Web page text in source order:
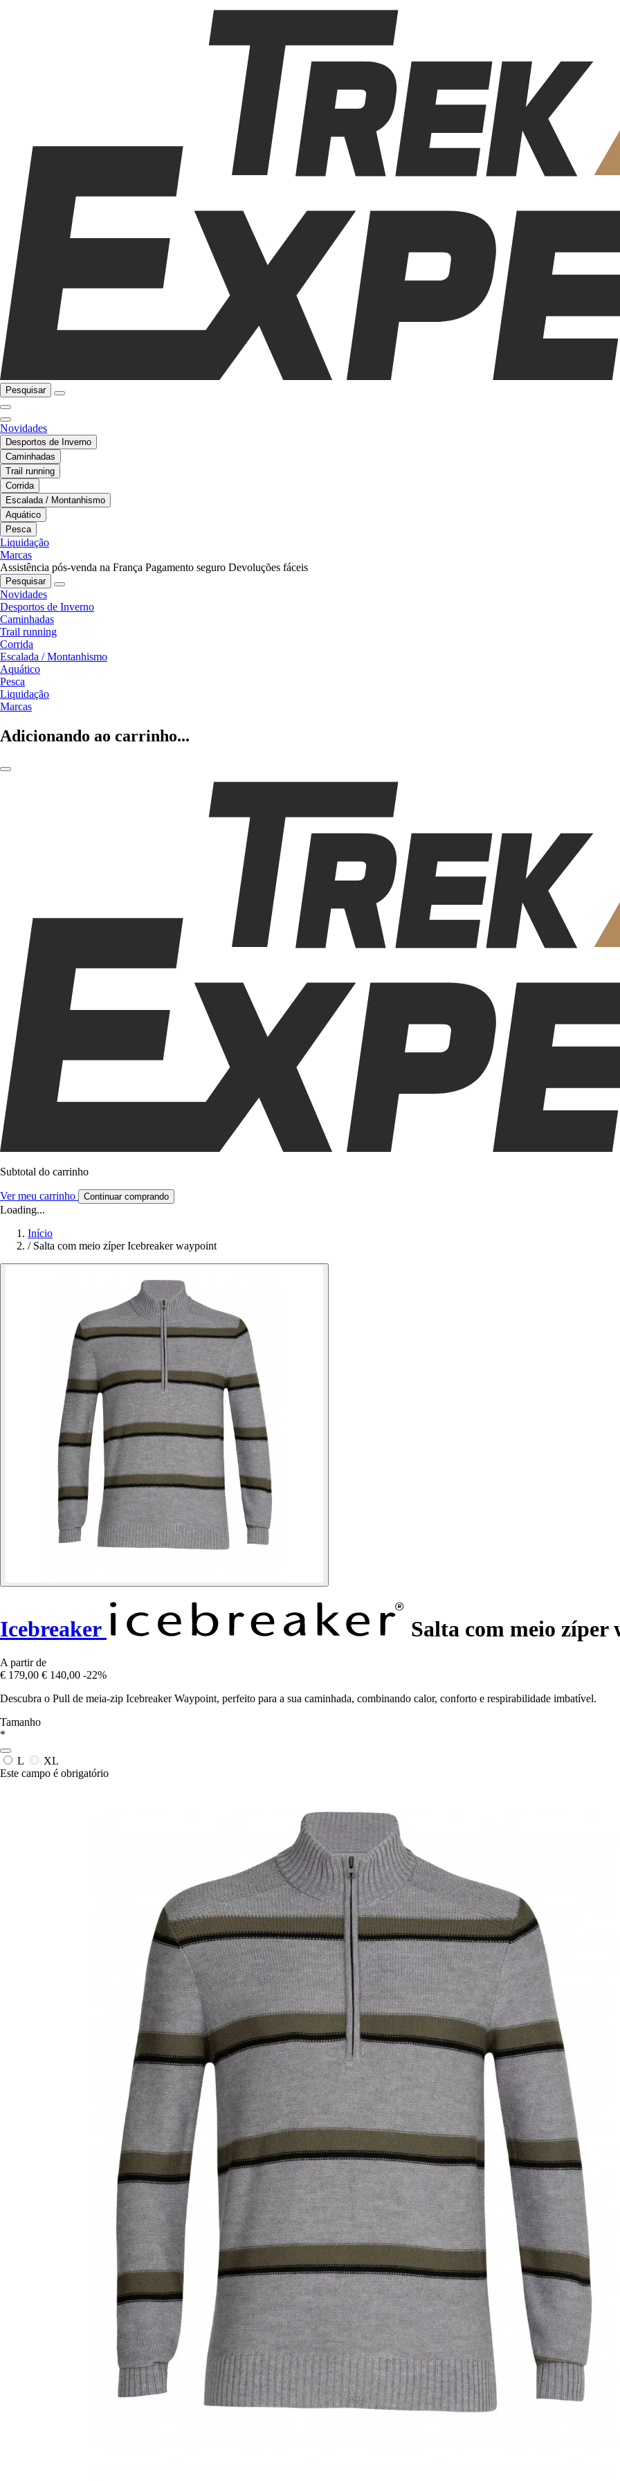
Pesquisar
Novidades
Desportos de Inverno
Caminhadas
Trail running
Corrida
Escalada / Montanhismo
Aquático
Pesca
Liquidação
Marcas
Assistência pós-venda na França Pagamento seguro Devoluções fáceis
Pesquisar
Novidades
Desportos de Inverno
Caminhadas
Trail running
Corrida
Escalada / Montanhismo
Aquático
Pesca
Liquidação
Marcas
Adicionando ao carrinho...
Subtotal do carrinho
Ver meu carrinho Continuar comprando
Loading...
Início
/ Salta com meio zíper Icebreaker waypoint
Icebreaker Salta com meio zíper
A partir de
€ 179,00 € 140,00 -22%
Descubra o Pull de meia-zip Icebreaker Waypoint, perfeito para a sua caminhada, combinando calor, conforto e respirabilidade imbatível.
Tamanho
*
L
XL
Este campo é obrigatório